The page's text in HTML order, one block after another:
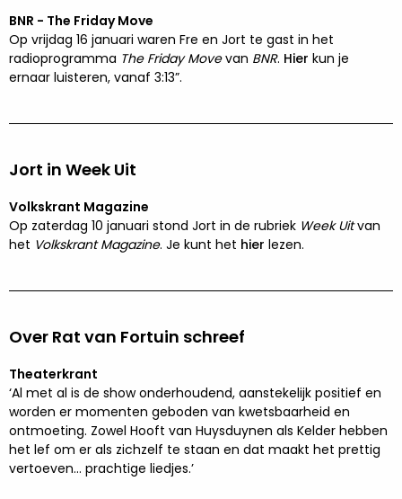
BNR - The Friday Move
Op vrijdag 16 januari waren Fre en Jort te gast in het
radioprogramma The Friday Movevan BNR. Hier kun je
ernaar luisteren, vanaf 3:13”.
Jort in Week Uit
Volkskrant Magazine
Op zaterdag 10 januari stond Jort in de rubriek Week Uitvan
het Volkskrant Magazine. Je kunt het hier lezen.
Over Rat van Fortuin schreef
Theaterkrant
‘Al met al is de show onderhoudend, aanstekelijk positief en
worden er momenten geboden van kwetsbaarheid en
ontmoeting. Zowel Hooft van Huysduynen als Kelder hebben
het lef om er als zichzelf te staan en dat maakt het prettig
vertoeven… prachtige liedjes.’